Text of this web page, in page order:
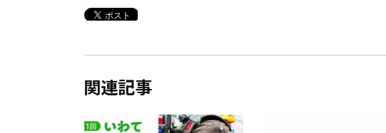
関連記事